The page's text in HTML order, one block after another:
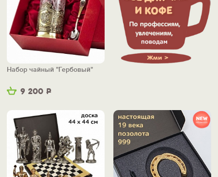
9 200 Р
Набор чайный "Гербовый"